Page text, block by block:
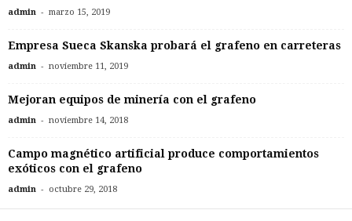
admin - marzo 15, 2019
Empresa Sueca Skanska probará el grafeno en carreteras
admin - noviembre 11, 2019
Mejoran equipos de minería con el grafeno
admin - noviembre 14, 2018
Campo magnético artificial produce comportamientos
exóticos con el grafeno
admin - octubre 29, 2018